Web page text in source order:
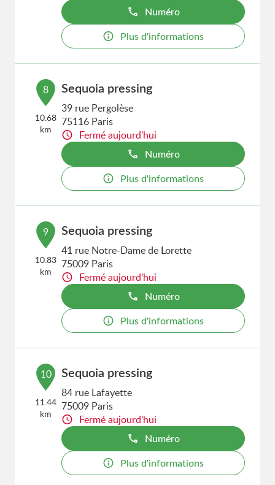
Numéro
Plus d'informations
8
10.68
km
Sequoia pressing
39 rue Pergolèse
75116 Paris
Fermé aujourd'hui
Numéro
Plus d'informations
9
10.83
km
Sequoia pressing
41 rue Notre-Dame de Lorette
75009 Paris
Fermé aujourd'hui
Numéro
Plus d'informations
10
11.44
km
Sequoia pressing
84 rue Lafayette
75009 Paris
Fermé aujourd'hui
Numéro
Plus d'informations